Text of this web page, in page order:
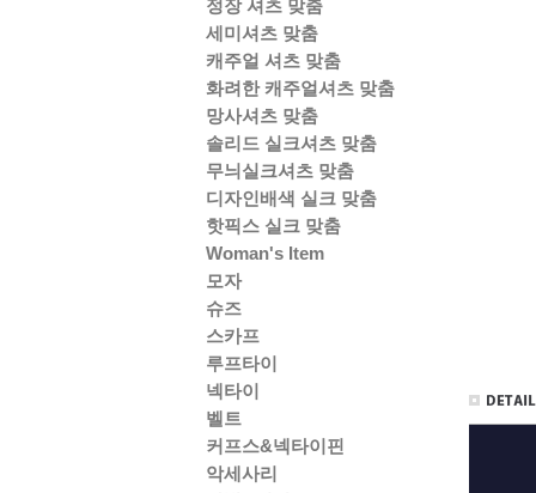
정장 셔츠 맞춤
세미셔츠 맞춤
캐주얼 셔츠 맞춤
화려한 캐주얼셔츠 맞춤
망사셔츠 맞춤
솔리드 실크셔츠 맞춤
무늬실크셔츠 맞춤
디자인배색 실크 맞춤
핫픽스 실크 맞춤
Woman's Item
모자
슈즈
스카프
루프타이
넥타이
벨트
커프스&넥타이핀
악세사리